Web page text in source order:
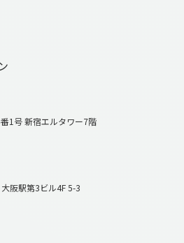
1号 新宿エルタワー7階
阪駅第3ビル4F 5-3